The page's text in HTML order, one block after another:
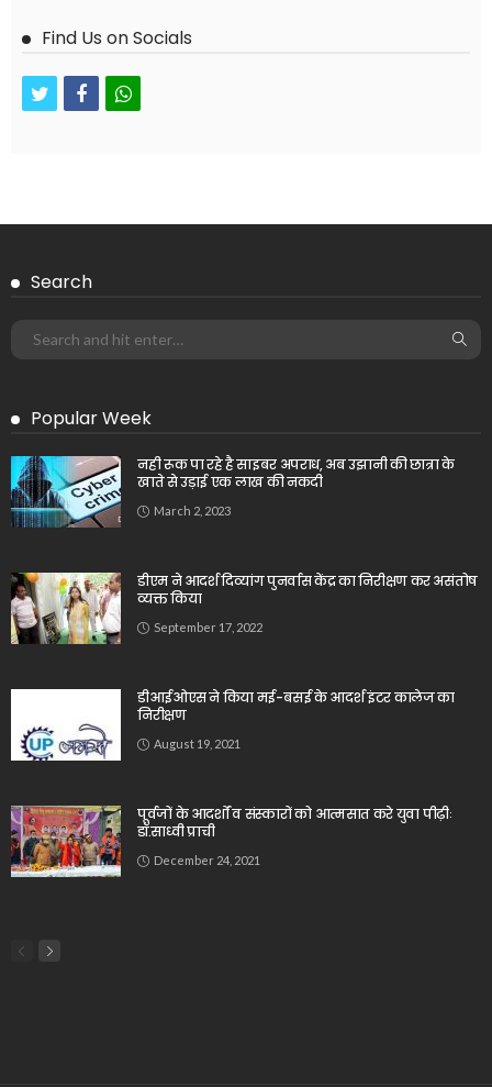
Find Us on Socials
twitterfacebookwhatsapp
Search
Popular Week
नही रूक पा रहे है साइबर अपराध, अब उझानी की छात्रा के
खाते से उड़ाई एक लाख की नकदी
March 2, 2023
डीएम ने आदर्श दिव्यांग पुनर्वास केंद्र का निरीक्षण कर असंतोष
व्यक्त किया
September 17, 2022
डीआईओएस ने किया मई-बसई के आदर्श इंटर कालेज का
निरीक्षण
August 19, 2021
पूर्वजों के आदर्शों व संस्कारों को आत्मसात करे युवा पीढ़ीः
डॉ.साध्वी प्राची
December 24, 2021